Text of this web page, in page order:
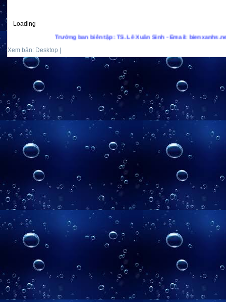
Loading
Trưởng ban biên tập: TS. Lê Xuân Sinh - Email:
Xem bản: Desktop |